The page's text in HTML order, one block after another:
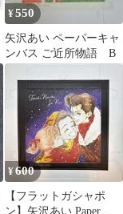
¥550
矢沢あい ペーパーキャ
ンバス ご近所物語 B
¥600
【フラットガシャポ
ン】矢沢あい Paper